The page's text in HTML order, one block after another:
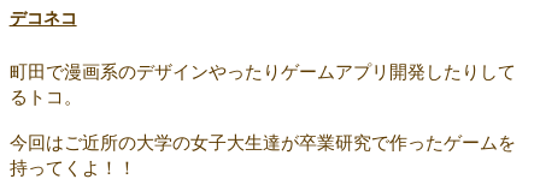
デコネコ
町田で漫画系のデザインやったりゲームアプリ開発したりして
るトコ。
今回はご近所の大学の女子大生達が卒業研究で作ったゲームを
持ってくよ！！